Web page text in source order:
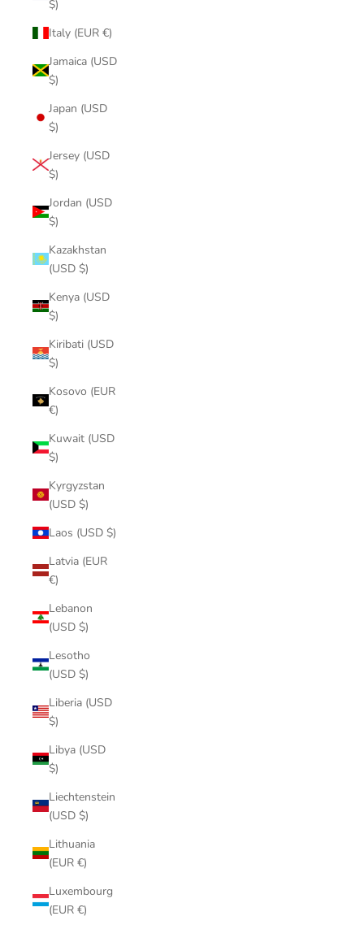
$)
Italy (EUR €)
Jamaica (USD
$)
Japan (USD
$)
Jersey (USD
$)
Jordan (USD
$)
Kazakhstan
(USD $)
Kenya (USD
$)
Kiribati (USD
$)
Kosovo (EUR
€)
Kuwait (USD
$)
Kyrgyzstan
(USD $)
Laos (USD $)
Latvia (EUR
€)
Lebanon
(USD $)
Lesotho
(USD $)
Liberia (USD
$)
Libya (USD
$)
Liechtenstein
(USD $)
Lithuania
(EUR €)
Luxembourg
(EUR €)